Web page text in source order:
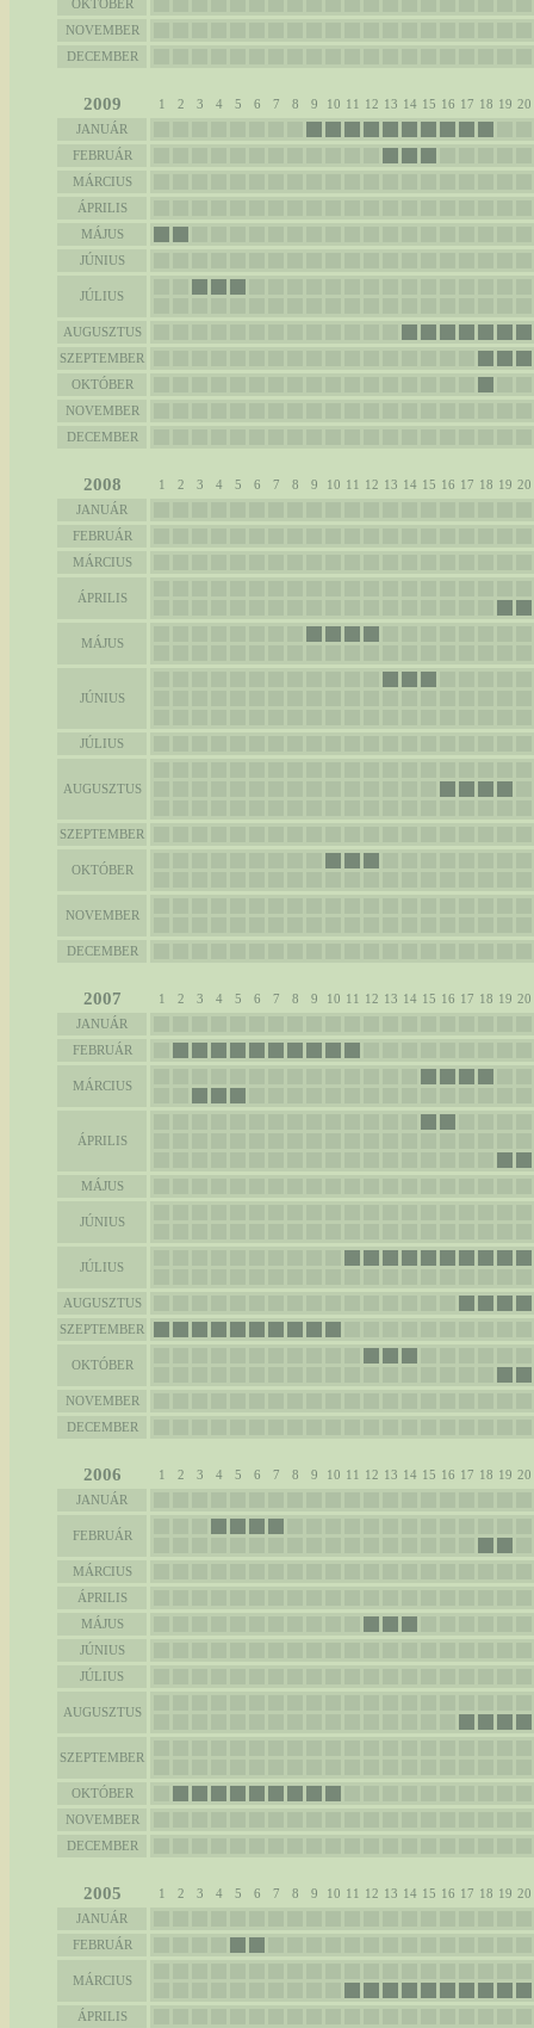
OKTÓBER
NOVEMBER
DECEMBER
2009 1 2 3 4 5 6 7 8 9 10 11 12 13 14 15 16 17 18 19 20
JANUÁR
FEBRUÁR
MÁRCIUS
ÁPRILIS
MÁJUS
JÚNIUS
JÚLIUS
AUGUSZTUS
SZEPTEMBER
OKTÓBER
NOVEMBER
DECEMBER
2008 1 2 3 4 5 6 7 8 9 10 11 12 13 14 15 16 17 18 19 20
JANUÁR
FEBRUÁR
MÁRCIUS
ÁPRILIS
MÁJUS
JÚNIUS
JÚLIUS
AUGUSZTUS
SZEPTEMBER
OKTÓBER
NOVEMBER
DECEMBER
2007 1 2 3 4 5 6 7 8 9 10 11 12 13 14 15 16 17 18 19 20
JANUÁR
FEBRUÁR
MÁRCIUS
ÁPRILIS
MÁJUS
JÚNIUS
JÚLIUS
AUGUSZTUS
SZEPTEMBER
OKTÓBER
NOVEMBER
DECEMBER
2006 1 2 3 4 5 6 7 8 9 10 11 12 13 14 15 16 17 18 19 20
JANUÁR
FEBRUÁR
MÁRCIUS
ÁPRILIS
MÁJUS
JÚNIUS
JÚLIUS
AUGUSZTUS
SZEPTEMBER
OKTÓBER
NOVEMBER
DECEMBER
2005 1 2 3 4 5 6 7 8 9 10 11 12 13 14 15 16 17 18 19 20
JANUÁR
FEBRUÁR
MÁRCIUS
ÁPRILIS